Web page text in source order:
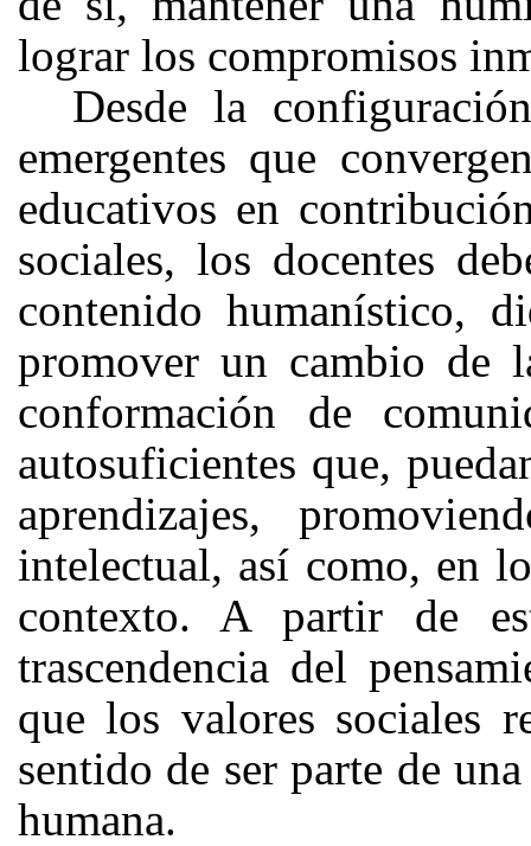
lograr los compromisos
Desde la
emergentes que
educativos en
sociales, los docentes
contenido humanístico,
promover un cambio de
conformación de
autosuficientes que,
aprendizajes,
intelectual, así como, en
contexto. A partir de
trascendencia del
que los valores sociales
sentido de ser parte de
humana.